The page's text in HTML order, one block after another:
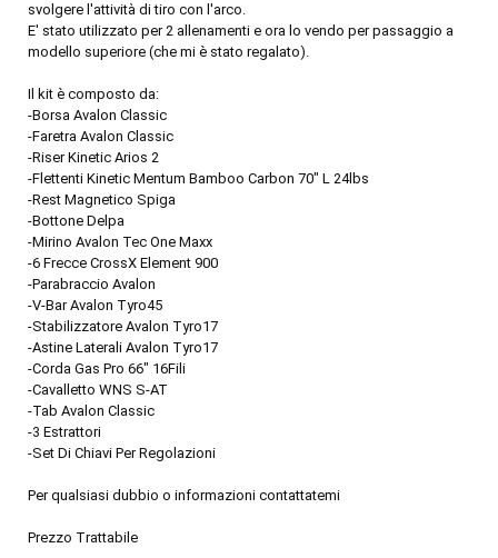
svolgere l'attività di tiro con l'arco.
E' stato utilizzato per 2 allenamenti e ora lo vendo per passaggio a
modello superiore (che mi è stato regalato).
Il kit è composto da:
-Borsa Avalon Classic
-Faretra Avalon Classic
-Riser Kinetic Arios 2
-Flettenti Kinetic Mentum Bamboo Carbon 70" L 24lbs
-Rest Magnetico Spiga
-Bottone Delpa
-Mirino Avalon Tec One Maxx
-6 Frecce CrossX Element 900
-Parabraccio Avalon
-V-Bar Avalon Tyro45
-Stabilizzatore Avalon Tyro17
-Astine Laterali Avalon Tyro17
-Corda Gas Pro 66" 16Fili
-Cavalletto WNS S-AT
-Tab Avalon Classic
-3 Estrattori
-Set Di Chiavi Per Regolazioni
Per qualsiasi dubbio o informazioni contattatemi
Prezzo Trattabile